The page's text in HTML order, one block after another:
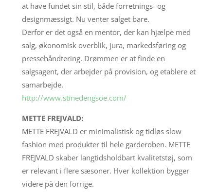
at have fundet sin stil, både forretnings- og
designmæssigt. Nu venter salget bare.
Derfor er det også en mentor, der kan hjælpe med
salg, økonomisk overblik, jura, markedsføring og
pressehåndtering. Drømmen er at finde en
salgsagent, der arbejder på provision, og etablere et
samarbejde.
http://www.stinedengsoe.com/
METTE FREJVALD:
METTE FREJVALD er minimalistisk og tidløs slow
fashion med produkter til hele garderoben. METTE
FREJVALD skaber langtidsholdbart kvalitetstøj, som
er relevant i flere sæsoner. Hver kollektion bygger
videre på den forrige.